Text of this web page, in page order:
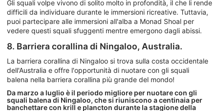
Gli squali volpe vivono di solito molto in profondità, il che li rende
difficili da individuare durante le immersioni ricreative. Tuttavia,
puoi partecipare alle immersioni all'alba a Monad Shoal per
vedere questi squali sfuggenti mentre emergono dagli abissi.
8. Barriera corallina di Ningaloo, Australia.
La barriera corallina di Ningaloo si trova sulla costa occidentale
dell'Australia e offre l'opportunità di nuotare con gli squali
balena nella barriera corallina più grande del mondo!
Da marzo a luglio è il periodo migliore per nuotare con gli
squali balena di Ningaloo, che si riuniscono a centinaia per
banchettare con krill e plancton durante la stagione della